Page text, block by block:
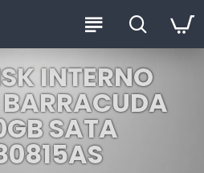
INTERNO
SATA